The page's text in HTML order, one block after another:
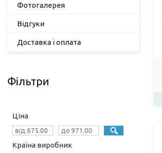
Фотогалерея
Відгуки
Доставка і оплата
Фільтри
Ціна
Країна виробник